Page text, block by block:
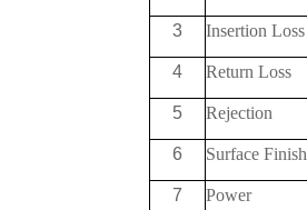
3 Insertion Loss
4 Return Loss
5 Rejection
6 Surface Finish
7 Power